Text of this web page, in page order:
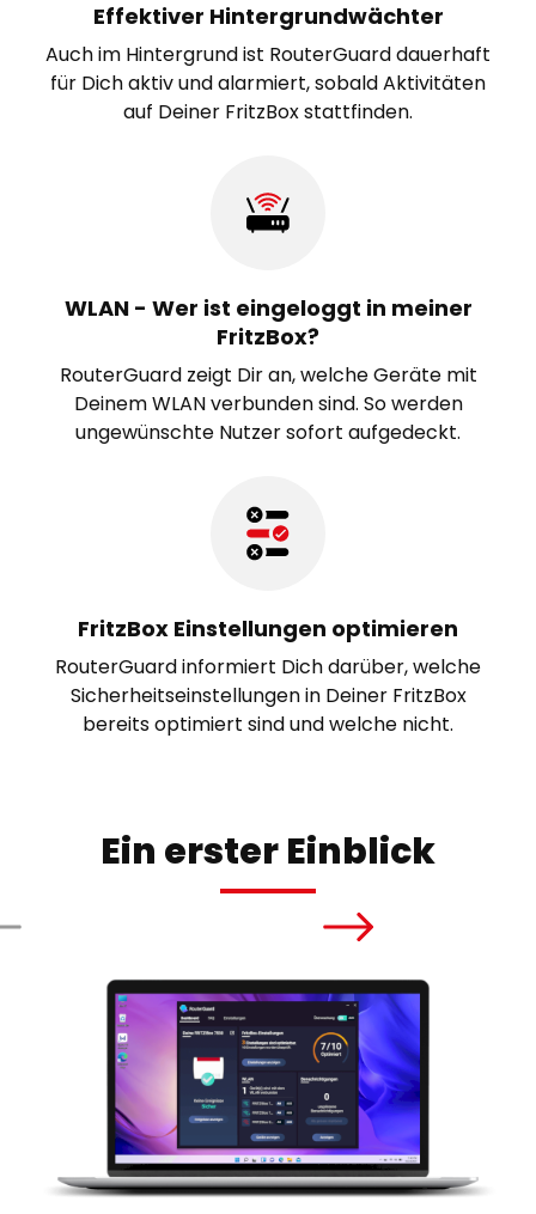
Effektiver Hintergrundwächter
Auch im Hintergrund ist RouterGuard dauerhaft
für Dich aktiv und alarmiert, sobald Aktivitäten
auf Deiner FritzBox stattfinden.
WLAN - Wer ist eingeloggt in meiner
FritzBox?
RouterGuard zeigt Dir an, welche Geräte mit
Deinem WLAN verbunden sind. So werden
ungewünschte Nutzer sofort aufgedeckt.
FritzBox Einstellungen optimieren
RouterGuard informiert Dich darüber, welche
Sicherheitseinstellungen in Deiner FritzBox
bereits optimiert sind und welche nicht.
Ein erster Einblick